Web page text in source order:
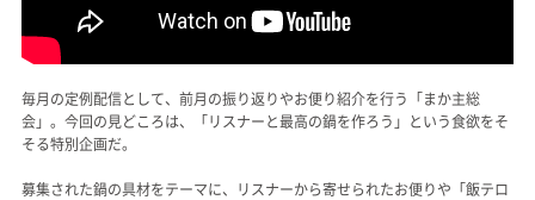
毎月の定例配信として、前月の振り返りやお便り紹介を行う「まか主総
会」。今回の見どころは、「リスナーと最高の鍋を作ろう」という食欲をそ
そる特別企画だ。
募集された鍋の具材をテーマに、リスナーから寄せられたお便りや「飯テロ